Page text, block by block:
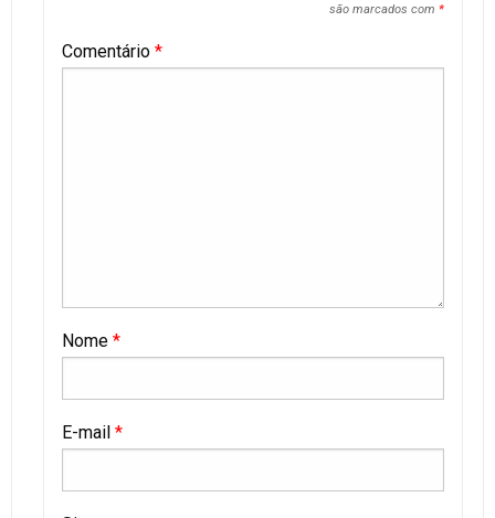
são marcados com *
Comentário *
Nome *
E-mail *